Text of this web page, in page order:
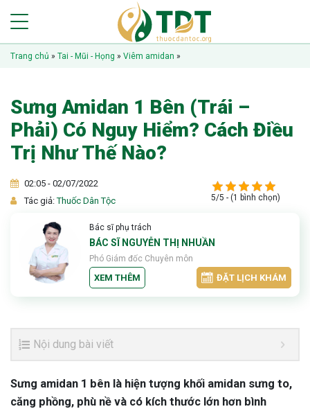
Trang chủ » Tai - Mũi - Họng » Viêm amidan »
Sưng Amidan 1 Bên (Trái –
Phải) Có Nguy Hiểm? Cách Điều
Trị Như Thế Nào?
02:05 - 02/07/2022
Tác giả:Thuốc Dân Tộc 5/5 - (1 bình chọn)
Bác sĩ phụ trách
BÁC SĨ NGUYỄN THỊ NHUẦN
Phó Giám đốc Chuyên môn
XEM THÊM ĐẶT LỊCH KHÁM
Nội dung bài viết
Sưng amidan 1 bên là hiện tượng khối amidan sưng to,
căng phồng, phù nề và có kích thước lớn hơn bình